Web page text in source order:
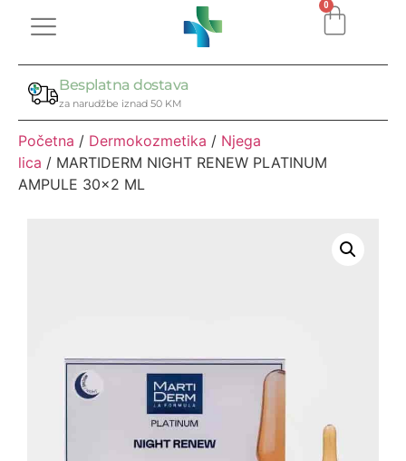
0
Besplatna dostava
za narudžbe iznad 50 KM
Početna / Dermokozmetika / Njega
lica / MARTIDERM NIGHT RENEW PLATINUM
AMPULE 30×2 ML